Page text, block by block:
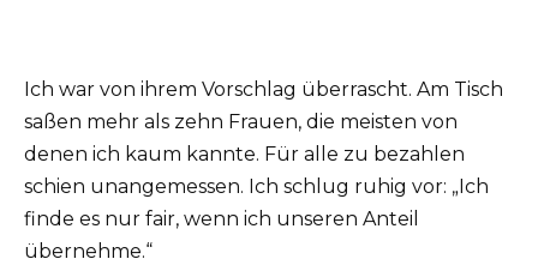
Ich war von ihrem Vorschlag überrascht. Am Tisch
saßen mehr als zehn Frauen, die meisten von
denen ich kaum kannte. Für alle zu bezahlen
schien unangemessen. Ich schlug ruhig vor: „Ich
finde es nur fair, wenn ich unseren Anteil
übernehme.“